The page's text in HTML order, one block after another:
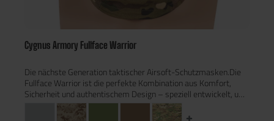
Cygnus Armory Fullface Warrior
Die nächste Generation taktischer Airsoft-Schutzmasken.Die
Fullface Warrior ist die perfekte Kombination aus Komfort,
Sicherheit und authentischem Design – speziell entwickelt, um
deinen Airsoft-Einsatz auf ein neues Level zu heben. Diese
Maske bietet unvergleichliche Kompatibilität und Schutz, ohne